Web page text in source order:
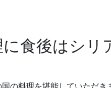
食後はシリ
の料理を堪能していただき